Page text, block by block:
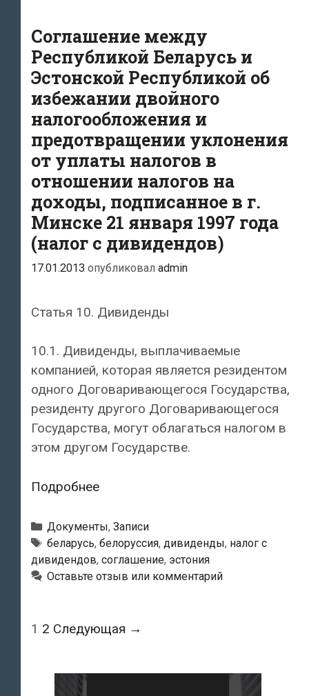
Соглашение между
Республикой Беларусь и
Эстонской Республикой об
избежании двойного
налогообложения и
предотвращении уклонения
от уплаты налогов в
отношении налогов на
доходы, подписанное в г.
Минске 21 января 1997 года
(налог с дивидендов)
17.01.2013 опубликовал admin
Статья 10. Дивиденды
10.1. Дивиденды, выплачиваемые
компанией, которая является резидентом
одного Договаривающегося Государства,
резиденту другого Договаривающегося
Государства, могут облагаться налогом в
этом другом Государстве.
ПодробнееСоглашение
Республикой
Беларусь
и
Эстонской
избежании
налогообложения
Рубрики
Документы, Записи
Метки
беларусь, белоруссия, дивиденды, налог с
дивидендов, соглашение, эстония
Оставьте отзыв или комментарий
Навигация
1 2 Следующая →